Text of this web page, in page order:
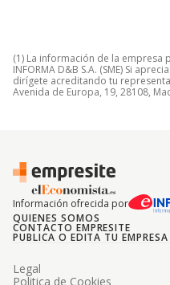
(1) La información de la empresa
INFORMA D&B S.A. (SME) Si
dirígete acreditando tu
Avenida de Europa, 19, 28108,
Información ofrecida por
QUIENES SOMOS
CONTACTO EMPRESITE
PUBLICA O EDITA TU EMPRESA
Legal
Politica de Cookies